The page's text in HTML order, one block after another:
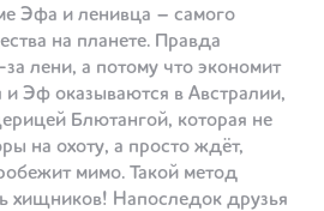
Эфа и ленивца – самого
на планете. Правда
лени, а потому что экономит
и Эф оказываются в Австралии,
Блютангой, которая не
на охоту, а просто ждёт,
мимо. Такой метод
хищников! Напоследок друзья